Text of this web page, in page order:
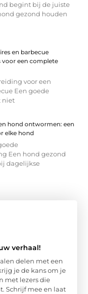
begint bij de juiste
gezond houden
en barbecue
voor een complete
voor een
Een goede
niet
hond ontwormen: een
elke hond
Een hond gezond
dagelijkse
verhaal!
delen met een
je de kans om je
met lezers die
Schrijf mee en laat